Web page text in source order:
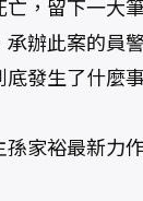
，留下一大
辦此案的員
發生了什麼
家裕最新力